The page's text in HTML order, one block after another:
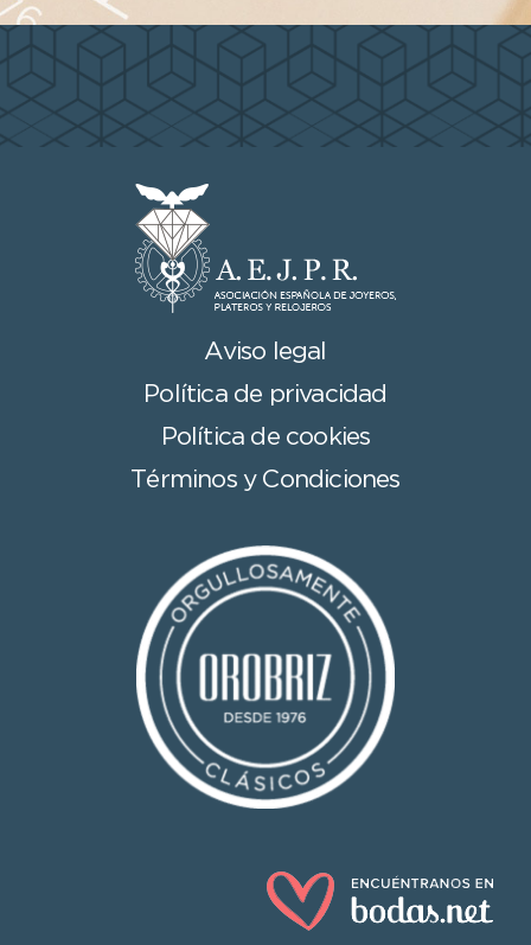
Aviso legal
Política de privacidad
Política de cookies
Términos y Condiciones